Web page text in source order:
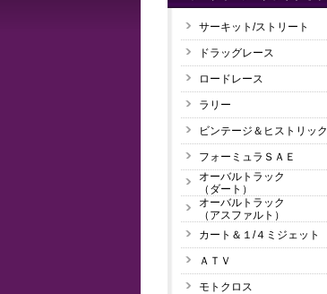
サーキット/ストリート
ドラッグレース
ロードレース
ラリー
ビンテージ＆ヒストリック
フォーミュラＳＡＥ
オーバルトラック
（ダート）
オーバルトラック
（アスファルト）
カート＆１/４ミジェット
ＡＴＶ
モトクロス